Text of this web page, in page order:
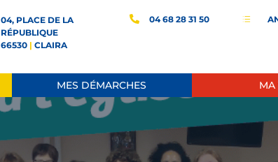
04, PLACE DE LA
RÉPUBLIQUE
66530| CLAIRA
04 68 28 31 50 d
MES DÉMARCHES MA